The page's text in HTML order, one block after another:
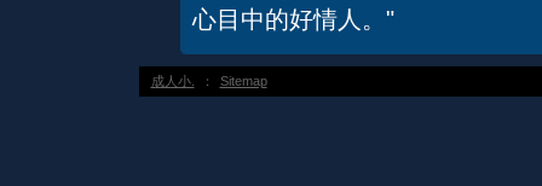
心目中的好情人。"
成人小. ： Sitemap